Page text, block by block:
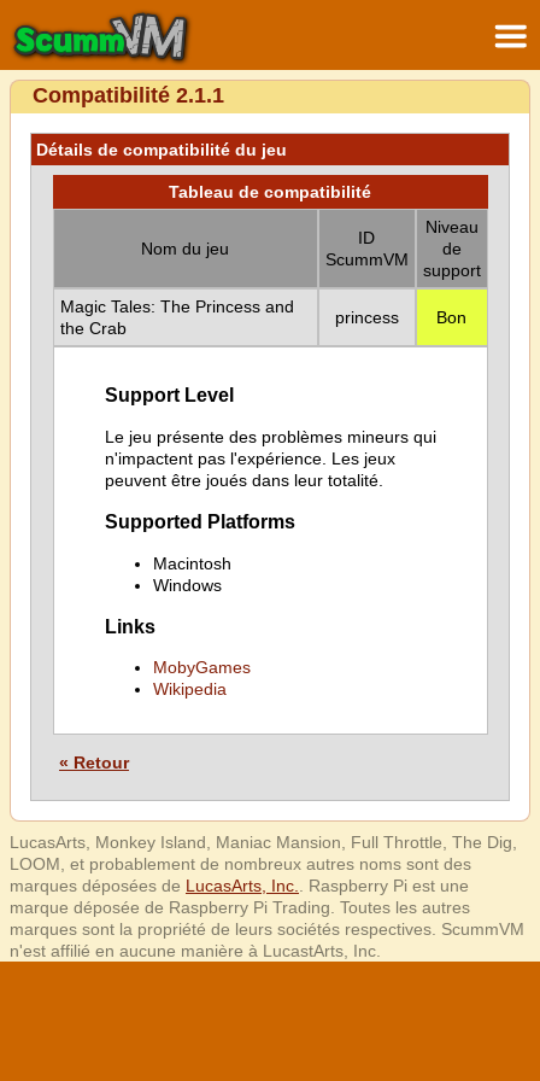
Compatibilité 2.1.1
Détails de compatibilité du jeu
Tableau de compatibilité
Nom du jeu
ID
ScummVM
Niveau
de
support
Magic Tales: The Princess and
the Crab
princess Bon
Support Level
Le jeu présente des problèmes mineurs qui
n'impactent pas l'expérience. Les jeux
peuvent être joués dans leur totalité.
Supported Platforms
Macintosh
Windows
Links
MobyGames
Wikipedia
« Retour
LucasArts, Monkey Island, Maniac Mansion, Full Throttle, The Dig,
LOOM, et probablement de nombreux autres noms sont des
marques déposées de LucasArts, Inc.
. Raspberry Pi est une
marque déposée de Raspberry Pi Trading. Toutes les autres
marques sont la propriété de leurs sociétés respectives. ScummVM
n'est affilié en aucune manière à LucastArts, Inc.